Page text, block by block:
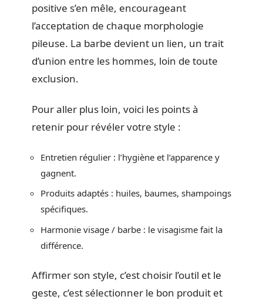
positive s’en mêle, encourageant
l’acceptation de chaque morphologie
pileuse. La barbe devient un lien, un trait
d’union entre les hommes, loin de toute
exclusion.
Pour aller plus loin, voici les points à
retenir pour révéler votre style :
Entretien régulier : l’hygiène et l’apparence y
gagnent.
Produits adaptés : huiles, baumes, shampoings
spécifiques.
Harmonie visage / barbe : le visagisme fait la
différence.
Affirmer son style, c’est choisir l’outil et le
geste, c’est sélectionner le bon produit et